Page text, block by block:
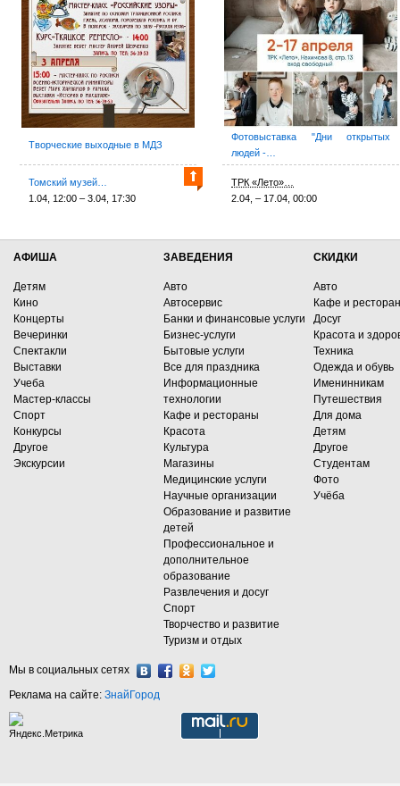
Творческие выходные в МДЗ
Томский музей…
1.04, 12:00 – 3.04, 17:30
Фотовыставка "Дни открытых
людей -…
ТРК «Лето»…
2.04, – 17.04, 00:00
АФИША
Детям
Кино
Концерты
Вечеринки
Спектакли
Выставки
Учеба
Мастер-классы
Спорт
Конкурсы
Другое
Экскурсии
ЗАВЕДЕНИЯ
Авто
Автосервис
Банки и финансовые услуги
Бизнес-услуги
Бытовые услуги
Все для праздника
Информационные
технологии
Кафе и рестораны
Красота
Культура
Магазины
Медицинские услуги
Научные организации
Образование и развитие
детей
Профессиональное и
дополнительное
образование
Развлечения и досуг
Спорт
Творчество и развитие
Туризм и отдых
СКИДКИ
Авто
Кафе и
Досуг
Красота и
Техника
Одежда и обувь
Именинникам
Путешествия
Для дома
Детям
Другое
Студентам
Фото
Учёба
Мы в социальных сетях
Реклама на сайте: ЗнайГород